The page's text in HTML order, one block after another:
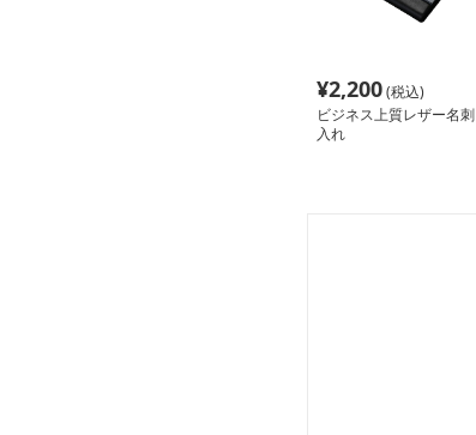
¥2,200(税込)
ビジネス上質レザー名刺
入れ